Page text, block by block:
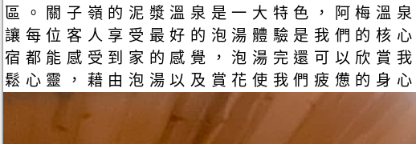
區。關子嶺的泥漿溫泉是一大特色，阿梅溫
讓每位客人享受最好的泡湯體驗是我們的核
宿都能感受到家的感覺，泡湯完還可以欣賞
鬆心靈，藉由泡湯以及賞花使我們疲憊的身心